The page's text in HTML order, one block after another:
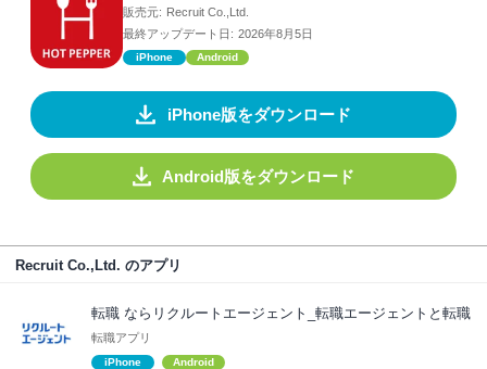
販売元: Recruit Co.,Ltd.
最終アップデート日: 2026年8月5日
iPhone Android
iPhone版をダウンロード
Android版をダウンロード
Recruit Co.,Ltd. のアプリ
転職 ならリクルートエージェント_転職エージェントと転職
転職アプリ
iPhone Android